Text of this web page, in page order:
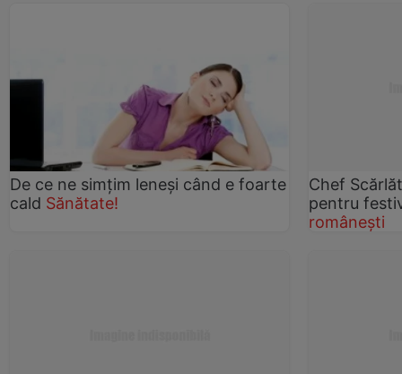
De ce ne simţim leneşi când e foarte
cald Sănătate!
Chef
pentru
românești